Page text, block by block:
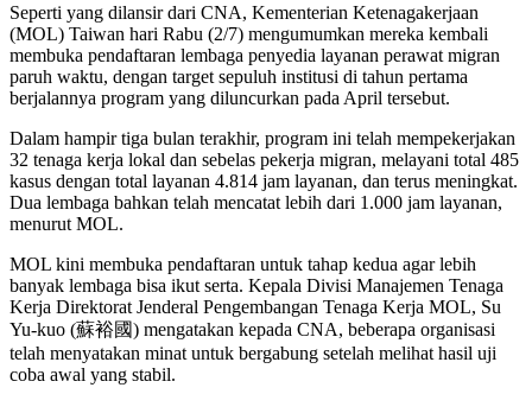
Seperti yang dilansir dari CNA, Kementerian Ketenagakerjaan
(MOL) Taiwan hari Rabu (2/7) mengumumkan mereka kembali
membuka pendaftaran lembaga penyedia layanan perawat migran
paruh waktu, dengan target sepuluh institusi di tahun pertama
berjalannya program yang diluncurkan pada April tersebut.
Dalam hampir tiga bulan terakhir, program ini telah mempekerjakan
32 tenaga kerja lokal dan sebelas pekerja migran, melayani total 485
kasus dengan total layanan 4.814 jam layanan, dan terus meningkat.
Dua lembaga bahkan telah mencatat lebih dari 1.000 jam layanan,
menurut MOL.
MOL kini membuka pendaftaran untuk tahap kedua agar lebih
banyak lembaga bisa ikut serta. Kepala Divisi Manajemen Tenaga
Kerja Direktorat Jenderal Pengembangan Tenaga Kerja MOL, Su
Yu-kuo (蘇裕國) mengatakan kepada CNA, beberapa organisasi
telah menyatakan minat untuk bergabung setelah melihat hasil uji
coba awal yang stabil.